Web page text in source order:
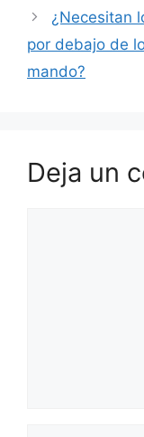
¿Necesitan
por debajo de
mando?
Deja un